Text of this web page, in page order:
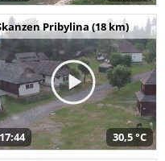
Pribylina (18 km)
17:44 30,5 °C